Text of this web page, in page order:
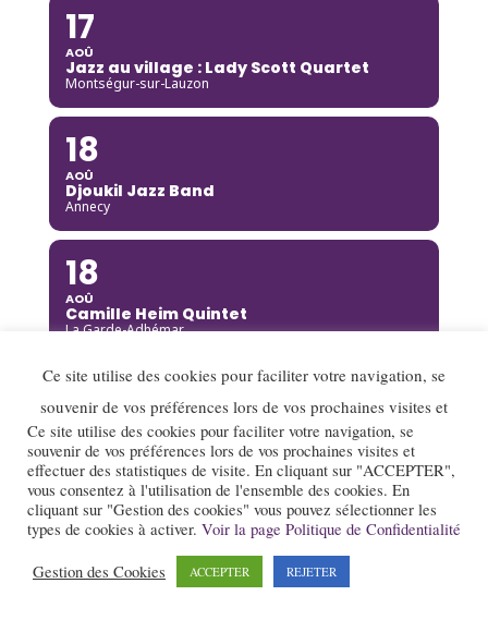
17
AOÛ
Jazz au village : Lady Scott Quartet
Montségur-sur-Lauzon
18
AOÛ
Djoukil Jazz Band
Annecy
18
AOÛ
Camille Heim Quintet
La Garde-Adhémar
18
Benny Green
Annecy
19
Rusan Filiztek
Annecy
Ce site utilise des cookies pour faciliter votre navigation, se
souvenir de vos préférences lors de vos prochaines visites et
Ce site utilise des cookies pour faciliter votre navigation, se
souvenir de vos préférences lors de vos prochaines visites et
effectuer des statistiques de visite. En cliquant sur "ACCEPTER",
vous consentez à l'utilisation de l'ensemble des cookies. En
cliquant sur "Gestion des cookies" vous pouvez sélectionner les
types de cookies à activer. Voir la page Politique de Confidentialité
Gestion des Cookies ACCEPTER REJETER